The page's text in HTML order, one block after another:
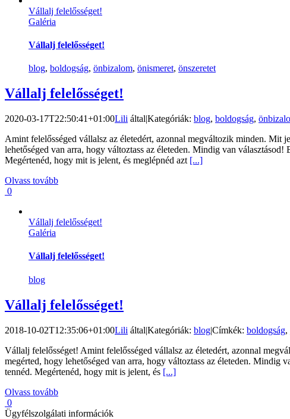
Vállalj felelősséget!
Galéria
Vállalj felelősséget!
blog, boldogság, önbizalom, önismeret, önszeretet
Vállalj felelősséget!
2020-03-17T22:50:41+01:00Lili által|Kategóriák: blog, boldogság,
Amint felelősséged vállalsz az életedért, azonnal megváltozik minden. Mit
lehetőséged van arra, hogy változtass az életeden. Mindig van
Megértenéd, hogy mit is jelent, és meglépnéd azt [...]
Olvass tovább
0
Vállalj felelősséget!
Galéria
Vállalj felelősséget!
blog
Vállalj felelősséget!
2018-10-02T12:35:06+01:00Lili által|Kategóriák: blog|Címkék: boldogság,
Vállalj felelősséget! Amint felelősséged vállalsz az életedért, azonnal
megérted, hogy lehetőséged van arra, hogy változtass az életeden. Mindig
tennéd. Megértenéd, hogy mit is jelent, és [...]
Olvass tovább
0
Ügyfélszolgálati információk